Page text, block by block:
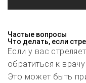
Частые вопросы
Что делать, если
Если у вас
обратиться к
Это может быть